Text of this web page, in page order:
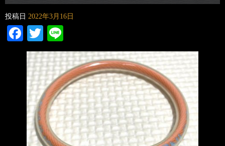
投稿日 2022年3月16日
Facebook
Twitter